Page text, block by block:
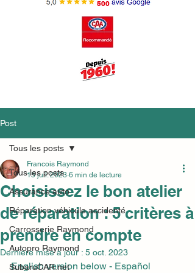
Post
Tous les posts
Assurance auto
Réparation véhicule accidenté
Carrosserie Raymond
Autopro Raymond
SubaruCAR.net
Tous les posts
Choisissez le bon atelier
de réparation : 5 critères à
prendre en compte
Francois Raymond
15 juil. 2023 6 min de lecture
Dernière mise à jour : 5 oct. 2023
English version below - Español